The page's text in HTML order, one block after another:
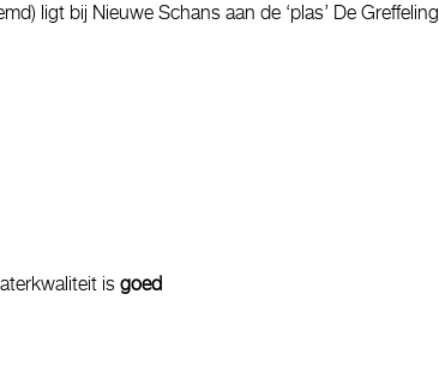
ligt bij Nieuwe Schans aan de ‘plas’ De Greffeling,
is goed